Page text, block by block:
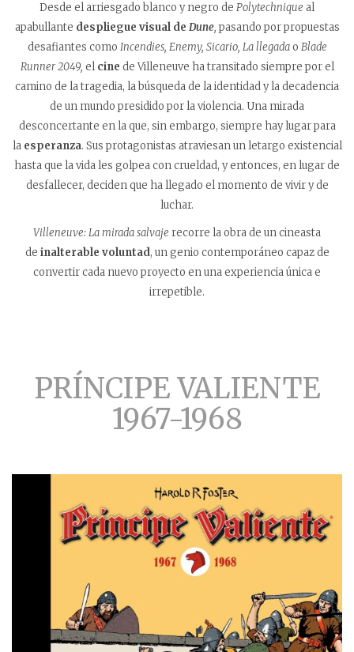
Desde el arriesgado blanco y negro de Polytechnique al
apabullante despliegue visual de Dune, pasando por propuestas
desafiantes como Incendies, Enemy, Sicario, La llegadao Blade
Runner 2049, elcine de Villeneuve ha transitado siempre por el
camino de la tragedia, la búsqueda de la identidad y la decadencia
de un mundo presidido por la violencia. Una mirada
desconcertante en la que, sin embargo, siempre hay lugar para
la esperanza. Sus protagonistas atraviesan un letargo existencial
hasta que la vida les golpea con crueldad, y entonces, en lugar de
desfallecer, deciden que ha llegado el momento de vivir y de
luchar.
Villeneuve: La mirada salvaje recorre la obra de un cineasta
de inalterable voluntad, un genio contemporáneo capaz de
convertir cada nuevo proyecto en una experiencia única e
irrepetible.
PRÍNCIPE VALIENTE
1967-1968